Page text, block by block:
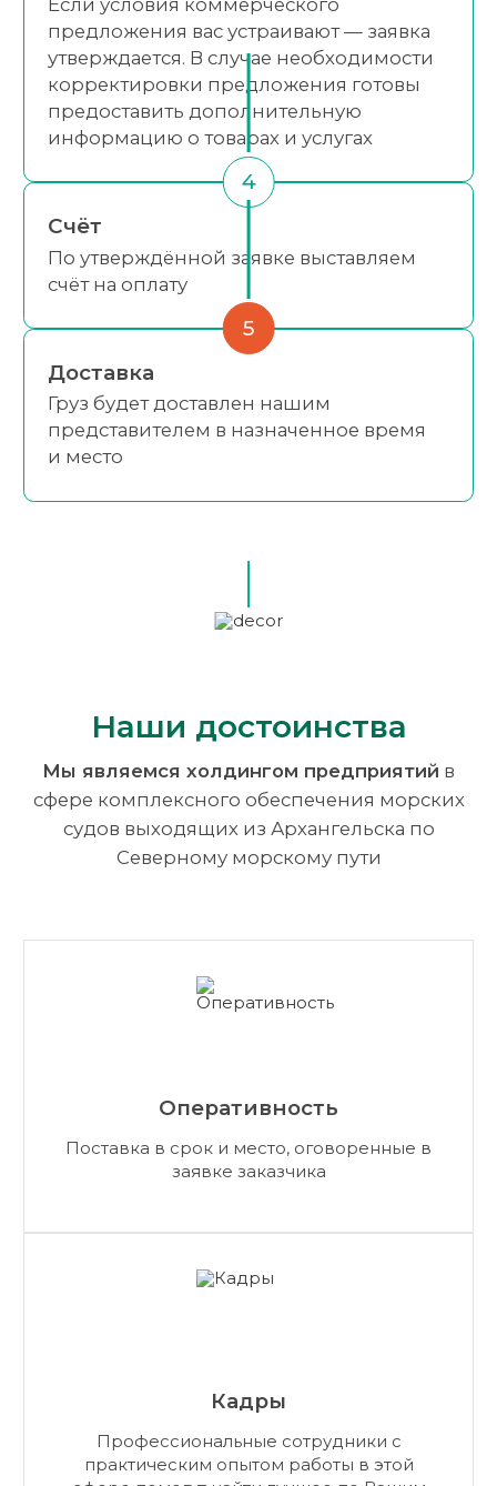
предложения вас устраивают — заявка
утверждается. В случае необходимости
корректировки предложения готовы
предоставить дополнительную
информацию о товарах и услугах
Счёт
По утверждённой заявке выставляем
счёт на оплату
4
Доставка
Груз будет доставлен нашим
представителем в назначенное время
и место
5
Наши достоинства
Мы являемся холдингом предприятий в
сфере комплексного обеспечения морских
судов выходящих из Архангельска по
Северному морскому пути
Оперативность
Поставка в срок и место, оговоренные в
заявке заказчика
Кадры
Профессиональные сотрудники с
практическим опытом работы в этой